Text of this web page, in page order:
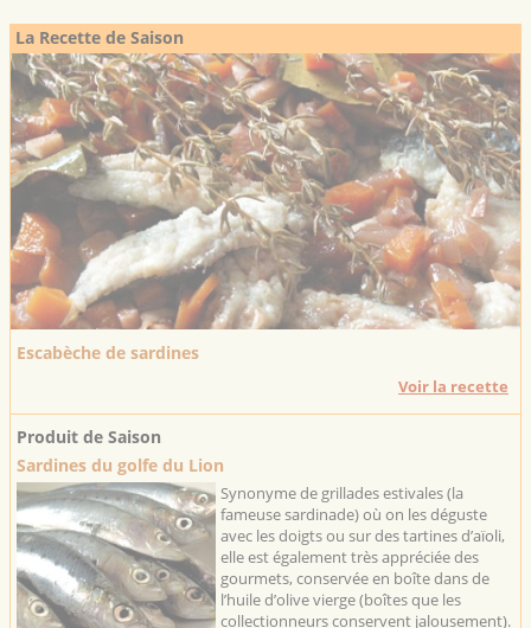
La Recette de Saison
Escabèche de sardines
Voir la recette
Produit de Saison
Sardines du golfe du Lion
Synonyme de grillades estivales (la
fameuse sardinade) où on les déguste
avec les doigts ou sur des tartines d’aïoli,
elle est également très appréciée des
gourmets, conservée en boîte dans de
l’huile d’olive vierge (boîtes que les
collectionneurs conservent jalousement).